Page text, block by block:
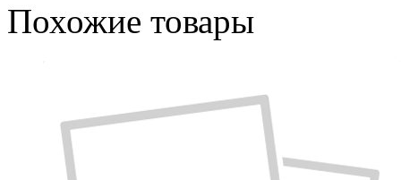
Похожие товары